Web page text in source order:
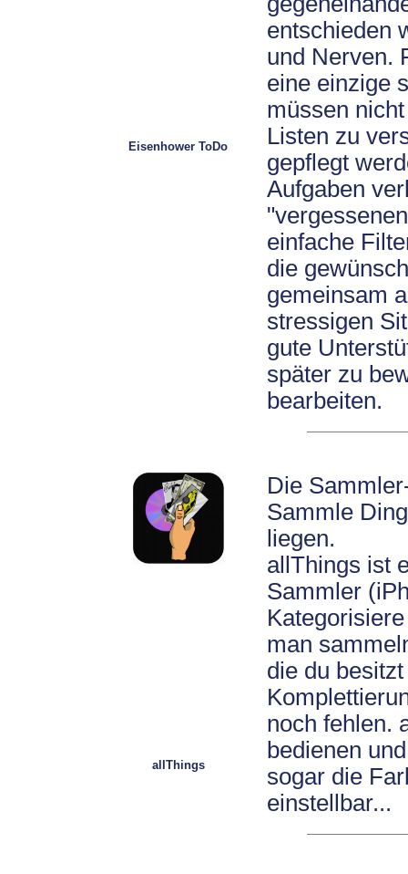
entschieden
und Nerven.
eine einzige
müssen
Listen zu
gepflegt
Aufgaben
einfache
die
gemeinsam
stressigen
gute
später zu
bearbeiten.
Eisenhower ToDo
Die
Sammle
liegen.
allThings ist
Sammler
man
die du
noch fehlen.
bedienen
sogar die
einstellbar...
allThings